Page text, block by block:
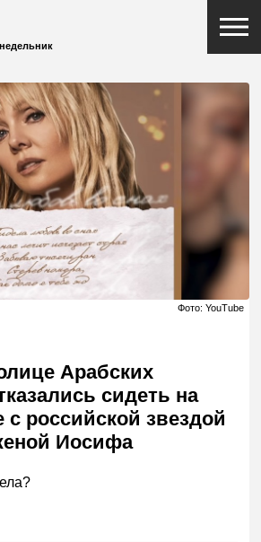
Фото: YouTube
Арабских
сидеть на
с российской звездой
Иосифа